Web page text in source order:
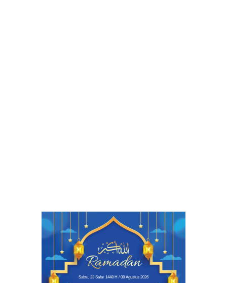
Sabtu, 23 Safar 1448 H / 08 Agustus 2026